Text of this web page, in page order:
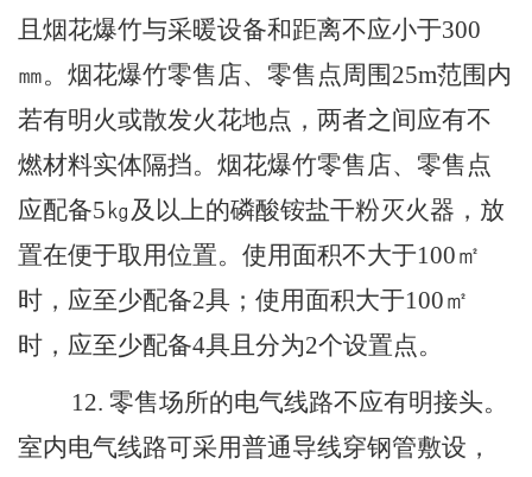
且烟花爆竹与采暖设备和距离不应小于300
㎜。烟花爆竹零售店、零售点周围25m范围内
若有明火或散发火花地点，两者之间应有不
燃材料实体隔挡。烟花爆竹零售店、零售点
应配备5㎏及以上的磷酸铵盐干粉灭火器，放
置在便于取用位置。使用面积不大于100㎡
时，应至少配备2具；使用面积大于100㎡
时，应至少配备4具 且 分为2个设置点。
12. 零售场所的电气线路不应有明接头。
室内电气线路可采用普通导线穿钢管敷设，